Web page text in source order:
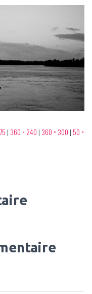
| 360 × 240 | 360 × 300 |50 ×